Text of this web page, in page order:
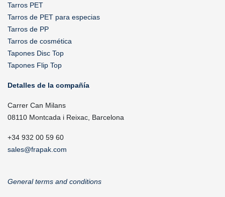
Tarros PET
Tarros de PET para especias
Tarros de PP
Tarros de cosmética
Tapones Disc Top
Tapones Flip Top
Detalles de la compañía
Carrer Can Milans
08110 Montcada i Reixac, Barcelona
+34 932 00 59 60
sales@frapak.com
General terms and conditions